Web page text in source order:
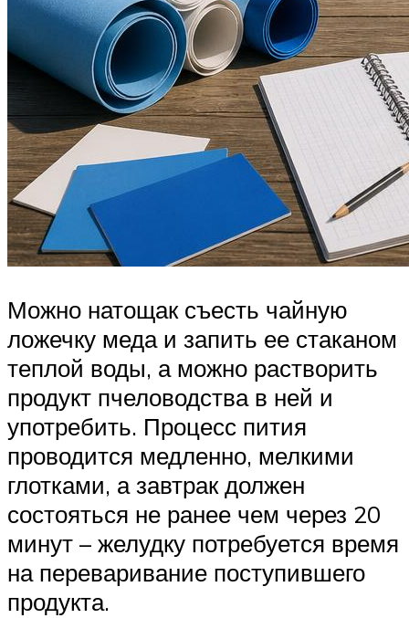
Можно натощак съесть чайную
ложечку меда и запить ее стаканом
теплой воды, а можно растворить
продукт пчеловодства в ней и
употребить. Процесс пития
проводится медленно, мелкими
глотками, а завтрак должен
состояться не ранее чем через 20
минут – желудку потребуется время
на переваривание поступившего
продукта.